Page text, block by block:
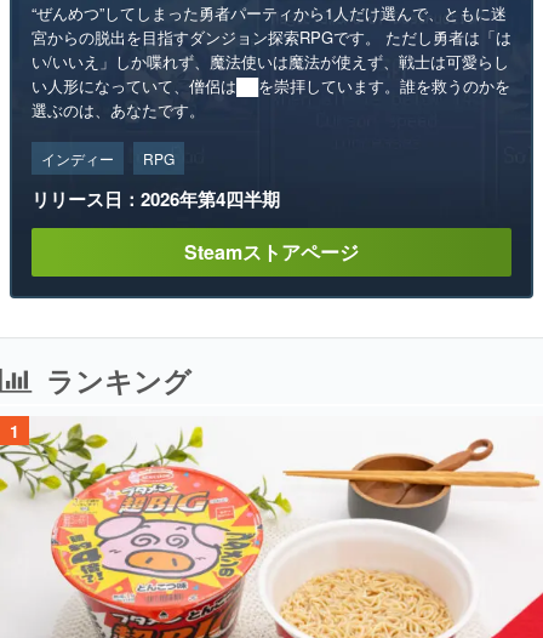
“ぜんめつ”してしまった勇者パーティから1人だけ選んで、ともに迷
宮からの脱出を目指すダンジョン探索RPGです。 ただし勇者は「は
い/いいえ」しか喋れず、魔法使いは魔法が使えず、戦士は可愛らし
い人形になっていて、僧侶は██を崇拝しています。誰を救うのかを
選ぶのは、あなたです。
インディー RPG
リリース日：2026年第4四半期
Steamストアページ
ランキング
1